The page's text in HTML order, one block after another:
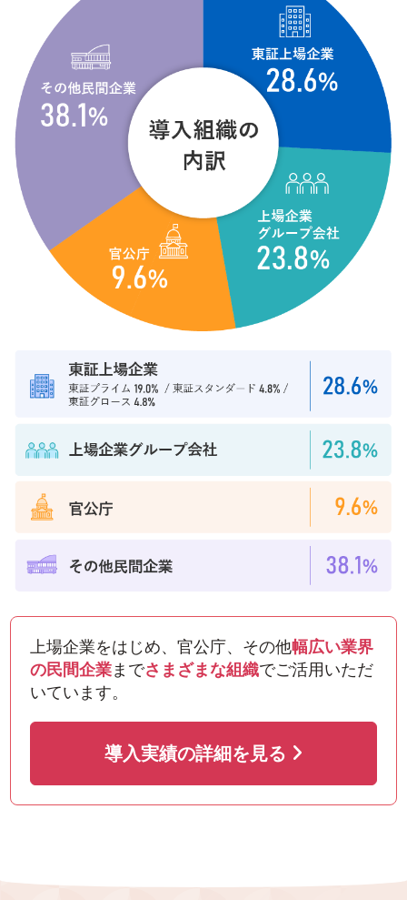
上場企業をはじめ、官公庁、 その他幅広い業界
の民間企業までさまざまな組織でご活用いただ
いています。
導入実績の詳細を見る